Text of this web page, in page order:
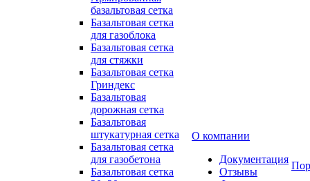
базальтовая сетка
Базальтовая сетка
для газоблока
Базальтовая сетка
для стяжки
Базальтовая сетка
Гриндекс
Базальтовая
дорожная сетка
Базальтовая
штукатурная сетка
Базальтовая сетка
для газобетона
Базальтовая сетка
О компании
Документация
Отзывы